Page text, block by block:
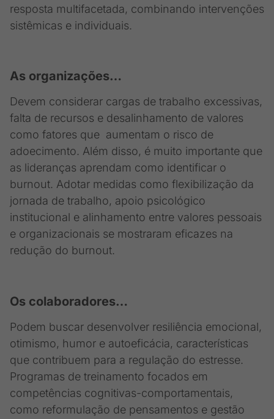
resposta multifacetada, combinando intervenções
sistêmicas e individuais.
As organizações…
Devem considerar cargas de trabalho excessivas,
falta de recursos e desalinhamento de valores
como fatores que aumentam o risco de
adoecimento. Além disso, é muito importante que
as lideranças aprendam como identificar o
burnout. Adotar medidas como flexibilização da
jornada de trabalho, apoio psicológico
institucional e alinhamento entre valores pessoais
e organizacionais se mostraram eficazes na
redução do burnout.
Os colaboradores…
Podem buscar desenvolver resiliência emocional,
otimismo, humor e autoeficácia, características
que contribuem para a regulação do estresse.
Programas de treinamento focados em
competências cognitivas-comportamentais,
como reformulação de pensamentos e gestão